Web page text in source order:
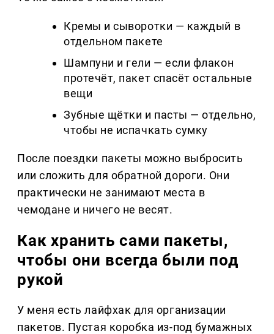
Кремы и сыворотки — каждый в
отдельном пакете
Шампуни и гели — если флакон
протечёт, пакет спасёт остальные
вещи
Зубные щётки и пасты — отдельно,
чтобы не испачкать сумку
После поездки пакеты можно выбросить
или сложить для обратной дороги. Они
практически не занимают места в
чемодане и ничего не весят.
Как хранить сами пакеты,
чтобы они всегда были под
рукой
У меня есть лайфхак для организации
пакетов. Пустая коробка из-под бумажных